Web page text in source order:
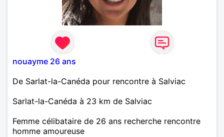
nouayme 26 ans
De Sarlat-la-Canéda pour rencontre à Salviac
Sarlat-la-Canéda à 23 km de Salviac
Femme célibataire de 26 ans recherche rencontre
homme amoureuse